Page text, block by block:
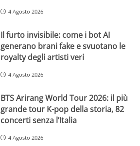
4 Agosto 2026
Il furto invisibile: come i bot AI
generano brani fake e svuotano le
royalty degli artisti veri
4 Agosto 2026
BTS Arirang World Tour 2026: il più
grande tour K-pop della storia, 82
concerti senza l’Italia
4 Agosto 2026